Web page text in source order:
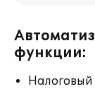
функции:
Налоговый